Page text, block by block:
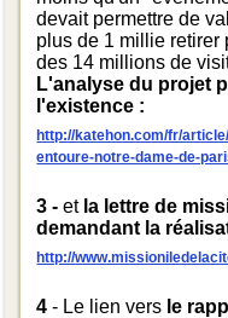
devait permettre de
plus de 1 millie retirer
des 14 millions de
L'analyse du projet
l'existence :
http://katehon.com/fr/
entoure-notre-dame-de-
3 - et la lettre de
demandant la
http://
4 - Le lien vers le